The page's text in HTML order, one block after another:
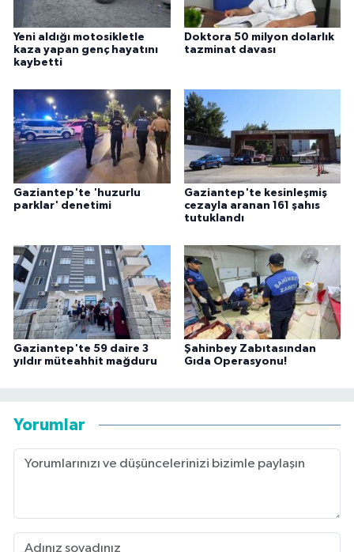
Yeni aldığı motosikletle
kaza yapan genç hayatını
kaybetti
Doktora 50 milyon dolarlık
tazminat davası
Gaziantep'te 'huzurlu
parklar' denetimi
Gaziantep'te kesinleşmiş
cezayla aranan 161 şahıs
tutuklandı
Gaziantep'te 59 daire 3
yıldır müteahhit mağduru
Şahinbey Zabıtasından
Gıda Operasyonu!
Yorumlar